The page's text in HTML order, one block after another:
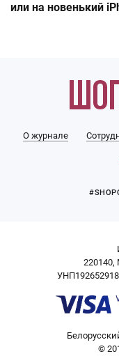
или на новенький
О журнале
220140,
©